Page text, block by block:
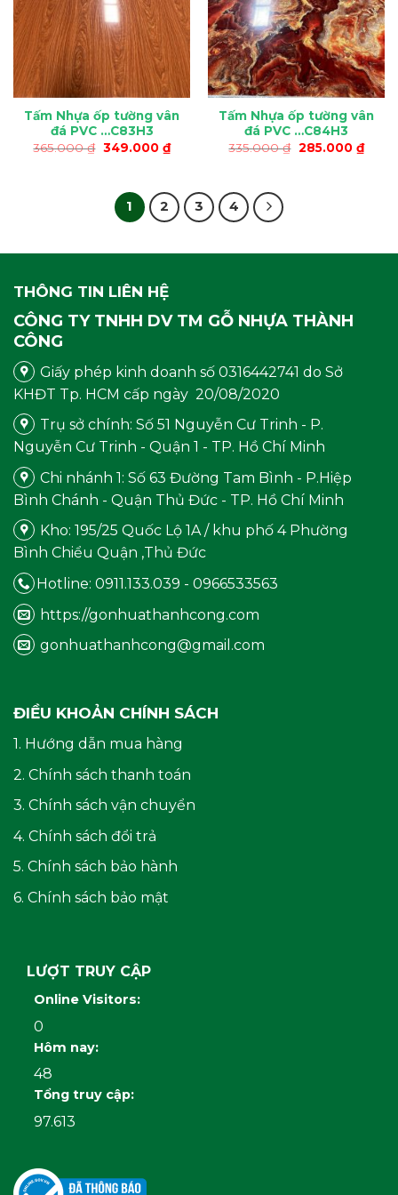
Tấm Nhựa ốp tường vân
đá PVC …C83H3
365.000₫ Giá
349.000 ₫Giá
hiện
349.000 ₫.
Tấm Nhựa ốp tường vân
đá PVC …C84H3
335.000₫ Giá
285.000 ₫Giá
hiện
1 2 3 4
THÔNG TIN LIÊN HỆ
CÔNG TY TNHH DV TM GỖ NHỰA THÀNH
CÔNG
Giấy phép kinh doanh số 0316442741 do Sở
KHĐT Tp. HCM cấp ngày 20/08/2020
Trụ sở chính: Số 51 Nguyễn Cư Trinh - P.
Nguyễn Cư Trinh - Quận 1 - TP. Hồ Chí Minh
Chi nhánh 1: Số 63 Đường Tam Bình - P.Hiệp
Bình Chánh - Quận Thủ Đức - TP. Hồ Chí Minh
Kho: 195/25 Quốc Lộ 1A / khu phố 4 Phường
Bình Chiểu Quận ,Thủ Đức
Hotline: 0911.133.039 - 0966533563
https://gonhuathanhcong.com
gonhuathanhcong@gmail.com
ĐIỀU KHOẢN CHÍNH SÁCH
1. Hướng dẫn mua hàng
2. Chính sách thanh toán
3. Chính sách vận chuyển
4. Chính sách đổi trả
5. Chính sách bảo hành
6. Chính sách bảo mật
LƯỢT TRUY CẬP
Online Visitors:
0
Hôm nay:
48
Tổng truy cập:
97.613